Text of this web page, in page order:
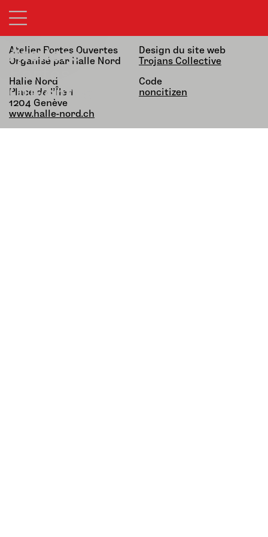
Ateliers
Portes
Ouvertes
Atelier Portes Ouvertes
Organisé par Halle Nord
Halle Nord
Place de l’Île 1,
1204 Genève
www.halle-nord.ch
Design du site web
Trojans Collective
Code
noncitizen